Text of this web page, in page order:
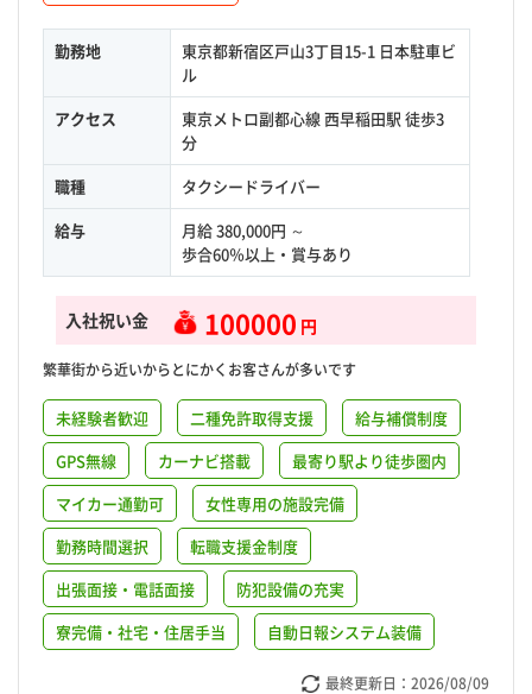
勤務地
東京都新宿区戸山3丁目15-1 日本駐車ビ
ル
アクセス
東京メトロ副都心線 西早稲田駅 徒歩3
分
職種
タクシードライバー
給与
月給 380,000円 ～
歩合60％以上・賞与あり
入社祝い金 100000 円
繁華街から近いからとにかくお客さんが多いです
未経験者歓迎 二種免許取得支援
給与補償制度
GPS無線
カーナビ搭載
最寄り駅より徒歩圏内
マイカー通勤可
女性専用の施設完備
勤務時間選択
転職支援金制度
出張面接・電話面接
防犯設備の充実
寮完備・社宅・住居手当
自動日報システム装備
最終更新日： 2026/08/09